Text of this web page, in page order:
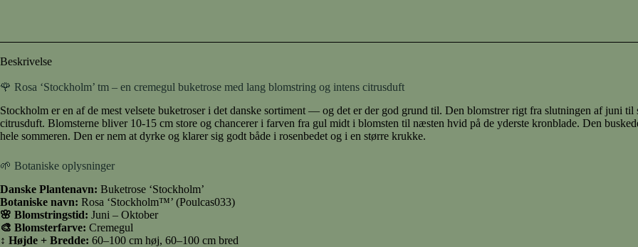
Beskrivelse
🌹 Rosa ‘Stockholm’ tm – en cremegul buketrose med lang blomstring og intens citrusduft
Stockholm er en af de mest velsete buketroser i det danske sortiment — og det er der god grund til. Den blomstrer rigt fra slutningen af juni
citrusduft. Blomsterne bliver 10-15 cm store og chancerer i farven fra gul midt i blomsten til næsten hvid på de yderste kronblade. Den
hele sommeren. Den er nem at dyrke og klarer sig godt både i rosenbedet og i en større krukke.
🌱 Botaniske oplysninger
Danske Plantenavn: Buketrose ‘Stockholm’
Botaniske navn: Rosa ‘Stockholm™’ (Poulcas033)
🌸 Blomstringstid: Juni – Oktober
🎨 Blomsterfarve: Cremegul
↕️ Højde + Bredde: 60–100 cm høj, 60–100 cm bred